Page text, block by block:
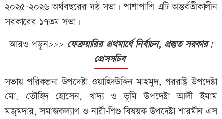
২০২৫-২০২৬ অর্থবছরের ষষ্ঠ সভা। পাশাপাশি এটি অন্তর্বর্তীকালীন
সরকারের ১৭তম সভা।
আরও পড়ুন>>> ফেব্রুয়ারির প্রথমার্ধে নির্বাচন, প্রস্তুত সরকার:
প্রেসসচিব
সভায় পরিকল্পনা উপদেষ্টা ওয়াহিদউদ্দিন মাহমুদ, পররাষ্ট্র উপদেষ্টা
মো. তৌহিদ হোসেন, খাদ্য ও ভূমি উপদেষ্টা আলী ইমাম
মজুমদার, সমাজকল্যাণ ও নারী-শিশু বিষয়ক উপদেষ্টা শারমীন এস